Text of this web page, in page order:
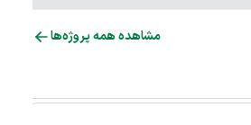
مشاهده همه پروژه‌ها